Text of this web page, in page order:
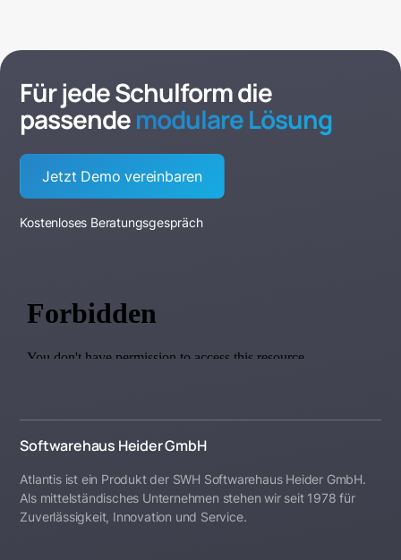
Für jede Schulform die
passendemodulare Lösung
Jetzt Demo vereinbaren
Kostenloses Beratungsgespräch
Softwarehaus Heider GmbH
Atlantis ist ein Produkt der SWH Softwarehaus Heider GmbH.
Als mittelständisches Unternehmen stehen wir seit 1978 für
Zuverlässigkeit, Innovation und Service.